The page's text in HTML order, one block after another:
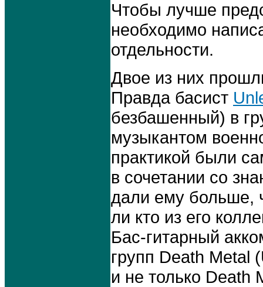
Чтобы лучше
необходимо
отдельности.
Двое из них
Правда басист
безбашенный) в
музыкантом
практикой были
в сочетании со
дали ему больше,
ли кто из его
Бас-гитарный
групп Death Metal
и не только Death